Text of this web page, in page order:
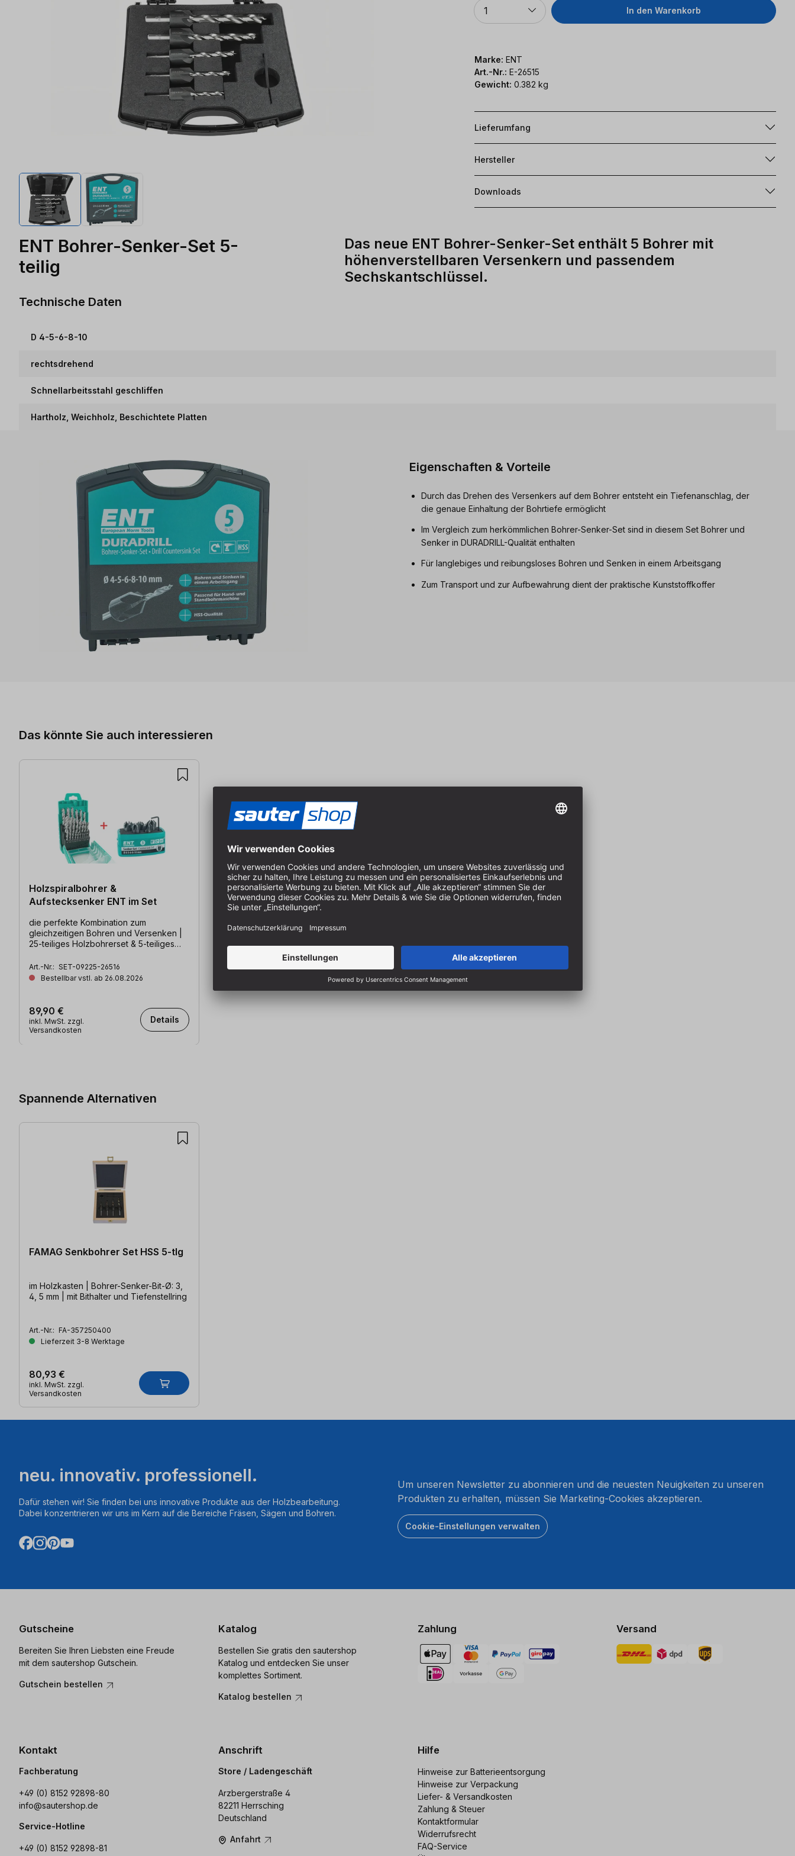
1 In den Warenkorb
Marke: ENT
Art.-Nr.: E-26515
Gewicht: 0.382 kg
Lieferumfang
Hersteller
Downloads
ENT Bohrer-Senker-Set 5-
teilig
Das neue ENT Bohrer-Senker-Set enthält 5 Bohrer mit
höhenverstellbaren Versenkern und passendem
Sechskantschlüssel.
Technische Daten
D 4-5-6-8-10
rechtsdrehend
Schnellarbeitsstahl geschliffen
Hartholz, Weichholz, Beschichtete Platten
Eigenschaften & Vorteile
Durch das Drehen des Versenkers auf dem Bohrer entsteht ein Tiefenanschlag, der
die genaue Einhaltung der Bohrtiefe ermöglicht
Im Vergleich zum herkömmlichen Bohrer-Senker-Set sind in diesem Set Bohrer und
Senker in DURADRILL-Qualität enthalten
Für langlebiges und reibungsloses Bohren und Senken in einem Arbeitsgang
Zum Transport und zur Aufbewahrung dient der praktische Kunststoffkoffer
Das könnte Sie auch interessieren
Holzspiralbohrer &
Aufstecksenker ENT im Set
die perfekte Kombination zum
gleichzeitigen Bohren und Versenken |
25-teiliges Holzbohrerset & 5-teiliges
Art.-Nr.: SET-09225-26516
Bestellbar vstl. ab 26.08.2026
89,90 €
inkl. MwSt. zzgl.
Versandkosten
Details
Spannende Alternativen
FAMAG Senkbohrer Set HSS 5-tlg
im Holzkasten | Bohrer-Senker-Bit-Ø: 3,
4, 5 mm | mit Bithalter und Tiefenstellring
Art.-Nr.: FA-357250400
Lieferzeit 3-8 Werktage
80,93 €
inkl. MwSt. zzgl.
Versandkosten
neu. innovativ. professionell.
Dafür stehen wir! Sie finden bei uns innovative Produkte aus der Holzbearbeitung.
Dabei konzentrieren wir uns im Kern auf die Bereiche Fräsen, Sägen und Bohren.
Um unseren Newsletter zu abonnieren und die neuesten Neuigkeiten zu unseren
Produkten zu erhalten, müssen Sie Marketing-Cookies akzeptieren.
Cookie-Einstellungen verwalten
Gutscheine
Bereiten Sie Ihren Liebsten eine Freude
mit dem sautershop Gutschein.
Gutschein bestellen
Katalog
Bestellen Sie gratis den sautershop
Katalog und entdecken Sie unser
komplettes Sortiment.
Katalog bestellen
Zahlung Versand
Kontakt
Fachberatung
+49 (0) 8152 92898-80
info@sautershop.de
Service-Hotline
+49 (0) 8152 92898-81
Anschrift
Store / Ladengeschäft
Arzbergerstraße 4
82211 Herrsching
Deutschland
Anfahrt
Hilfe
Hinweise zur Batterieentsorgung
Hinweise zur Verpackung
Liefer- & Versandkosten
Zahlung & Steuer
Kontaktformular
Widerrufsrecht
FAQ-Service